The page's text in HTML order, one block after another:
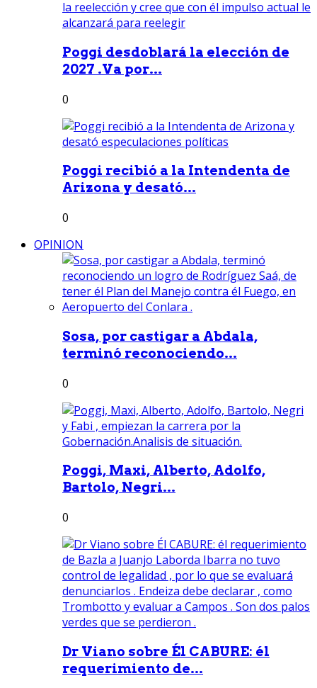
Poggi desdoblará la elección de
2027 .Va por...
0
Poggi recibió a la Intendenta de
Arizona y desató...
0
OPINION
Sosa, por castigar a Abdala,
terminó reconociendo...
0
Poggi, Maxi, Alberto, Adolfo,
Bartolo, Negri...
0
Dr Viano sobre Él CABURE: él
requerimiento de...